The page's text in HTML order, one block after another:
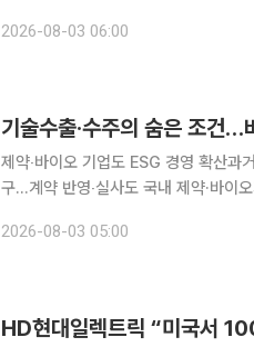
심한 변동성을 보였다. 주 초반 반도체
2026-08-03 06:00
기술수출·수주의 숨은 조건
제약‧바이오 기업도 ESG 경영 확산과
구…계약 반영‧실사도 국내 제약·바이오기업들이 ESG(환경·사회·지배구조) 경영을 강화하고 있다.
의 기술수출, 공동연구, 위탁개발생산
2026-08-03 05:00
HD현대일렉트릭 “미국서